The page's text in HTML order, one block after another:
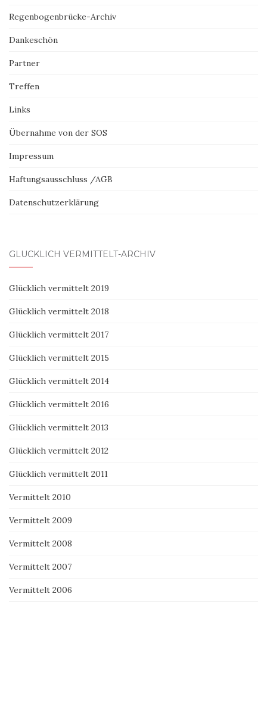
Regenbogenbrücke-Archiv
Dankeschön
Partner
Treffen
Links
Übernahme von der SOS
Impressum
Haftungsausschluss /AGB
Datenschutzerklärung
GLÜCKLICH VERMITTELT-ARCHIV
Glücklich vermittelt 2019
Glücklich vermittelt 2018
Glücklich vermittelt 2017
Glücklich vermittelt 2015
Glücklich vermittelt 2014
Glücklich vermittelt 2016
Glücklich vermittelt 2013
Glücklich vermittelt 2012
Glücklich vermittelt 2011
Vermittelt 2010
Vermittelt 2009
Vermittelt 2008
Vermittelt 2007
Vermittelt 2006